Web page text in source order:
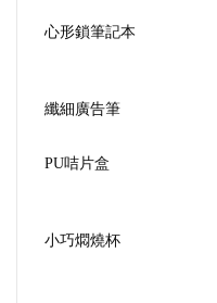
心形鎖筆記本
纖細廣告筆
PU咭片盒
小巧燜燒杯